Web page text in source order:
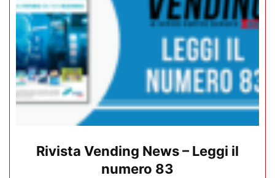
Rivista Vending News – Leggi il
numero 83